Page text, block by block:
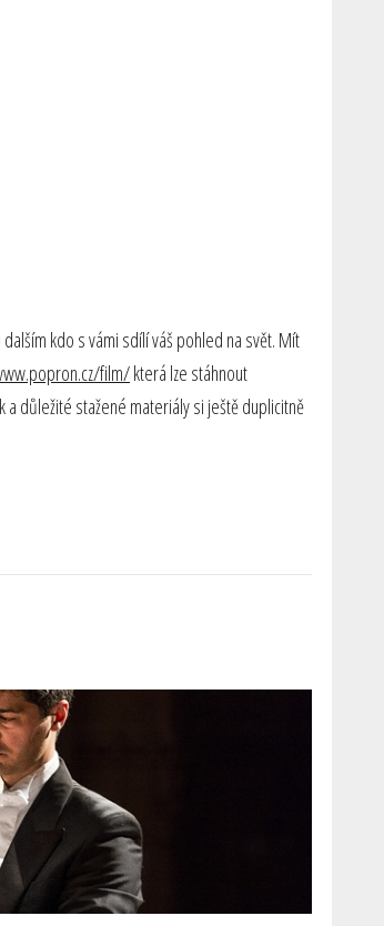
kdo s vámi sdílí váš pohled na svět. Mít
film/která lze stáhnout
důležité stažené materiály si ještě duplicitně